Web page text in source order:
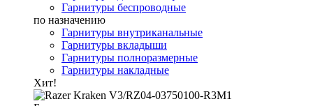
Гарнитуры беспроводные
по назначению
Гарнитуры внутриканальные
Гарнитуры вкладыши
Гарнитуры полноразмерные
Гарнитуры накладные
Хит!